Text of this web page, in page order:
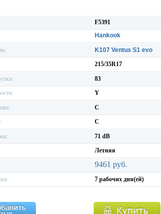
F5391
Hankook
K107 Ventus S1 evo
215/35R17
83
Y
C
C
71 dB
Летняя
9461 руб.
7 рабочих дня(ей)